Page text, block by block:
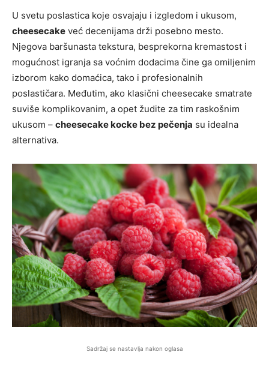
U svetu poslastica koje osvajaju i izgledom i ukusom,
cheesecake već decenijama drži posebno mesto.
Njegova baršunasta tekstura, besprekorna kremastost i
mogućnost igranja sa voćnim dodacima čine ga omiljenim
izborom kako domaćica, tako i profesionalnih
poslastičara. Međutim, ako klasični cheesecake smatrate
suviše komplikovanim, a opet žudite za tim raskošnim
ukusom – cheesecake kocke bez pečenja su idealna
alternativa.
Sadržaj se nastavlja nakon oglasa